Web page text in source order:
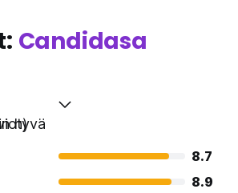
Candidasa
hyvä
8.7
8.9